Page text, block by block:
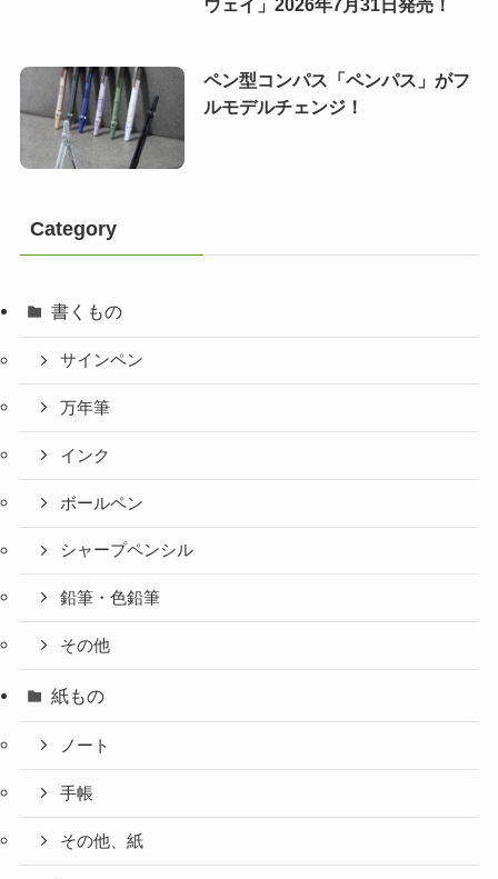
ウェイ」2026年7月31日発売！
ペン型コンパス「ペンパス」がフ
ルモデルチェンジ！
Category
書くもの
サインペン
万年筆
インク
ボールペン
シャープペンシル
鉛筆・色鉛筆
その他
紙もの
ノート
手帳
その他、紙